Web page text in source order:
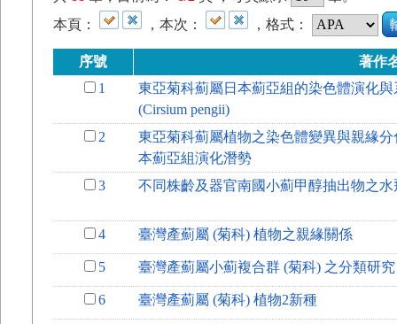
本頁：
，本次： ，格式：
序號
著作
1
東亞菊科薊屬日本薊亞組的染色體演化
(Cirsium pengii)
2
東亞菊科薊屬植物之染色體變異與親緣
本薊亞組演化潛勢
3
不同株齡及器官南國小薊甲醇抽出物之
4 臺灣產薊屬 (菊科) 植物之親緣關係
5 臺灣產薊屬小薊複合群 (菊科) 之分類研究
6 臺灣產薊屬 (菊科) 植物2新種